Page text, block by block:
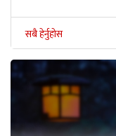
सबै हेर्नुहोस